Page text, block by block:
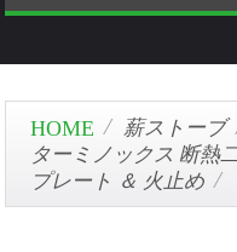
薪ストーブ
ターミノックス 断熱
プレート ＆ 火止め